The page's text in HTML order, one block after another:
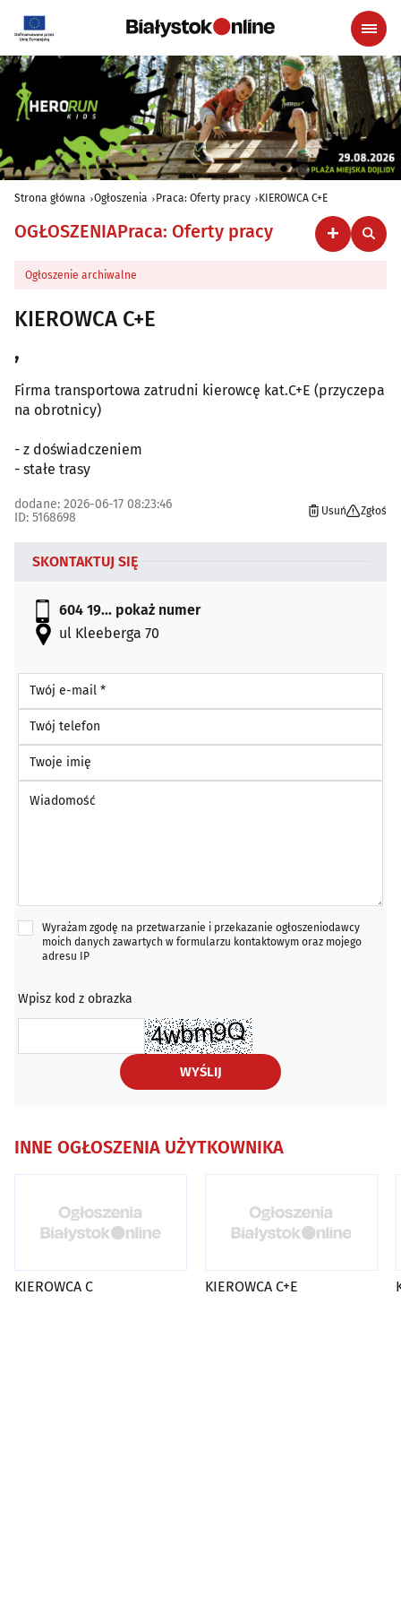
Strona główna Ogłoszenia Praca: Oferty pracy KIEROWCA C+E
OGŁOSZENIAPraca: Oferty pracy
Ogłoszenie archiwalne
KIEROWCA C+E
,
Firma transportowa zatrudni kierowcę kat.C+E (przyczepa
na obrotnicy)
- z doświadczeniem
- stałe trasy
dodane: 2026-06-17 08:23:46
ID: 5168698
Usuń Zgłoś
SKONTAKTUJ SIĘ
604 19... pokaż numer
ul Kleeberga 70
Twój e-mail *
Twój telefon
Twoje imię
Wyrażam zgodę na przetwarzanie i przekazanie ogłoszeniodawcy
moich danych zawartych w formularzu kontaktowym oraz mojego
adresu IP
Wpisz kod z obrazka
WYŚLIJ
INNE OGŁOSZENIA UŻYTKOWNIKA
KIEROWCA C KIEROWCA C+E